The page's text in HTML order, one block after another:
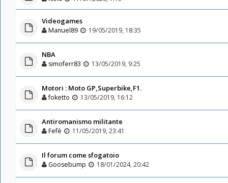
Videogames
Manuel89 19/05/2019, 18:35
NBA
simoferr83 13/05/2019, 9:25
Motori : Moto GP,Superbike,F1.
foketto 13/05/2019, 16:12
Antiromanismo militante
Fefè 11/05/2019, 23:41
Il forum come sfogatoio
Goosebump 18/01/2024, 20:42